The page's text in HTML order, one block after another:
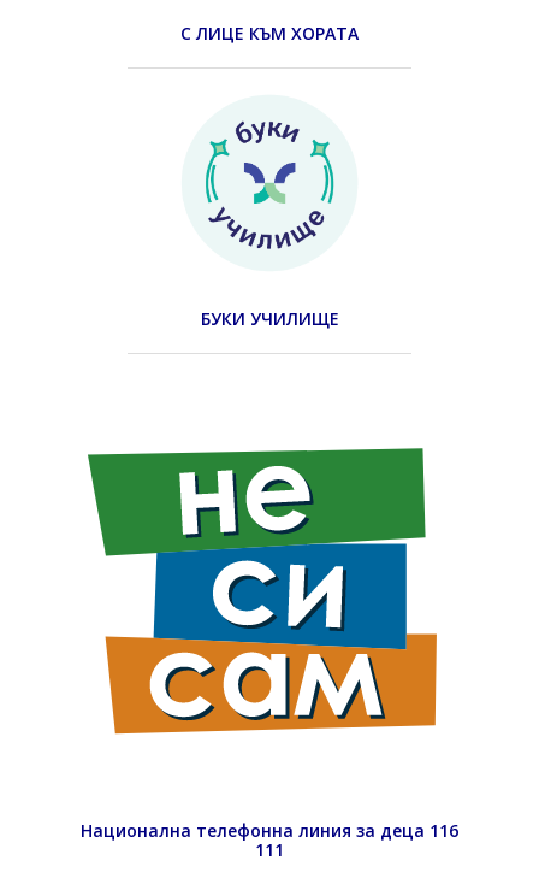
С ЛИЦЕ КЪМ ХОРАТА
БУКИ УЧИЛИЩЕ
Национална телефонна линия за деца 116
111